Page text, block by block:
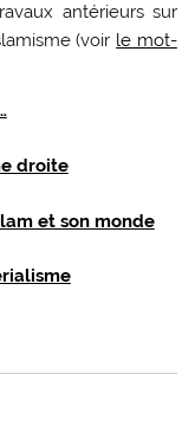
antérieurs sur
(voir le mot-
droite
et son monde